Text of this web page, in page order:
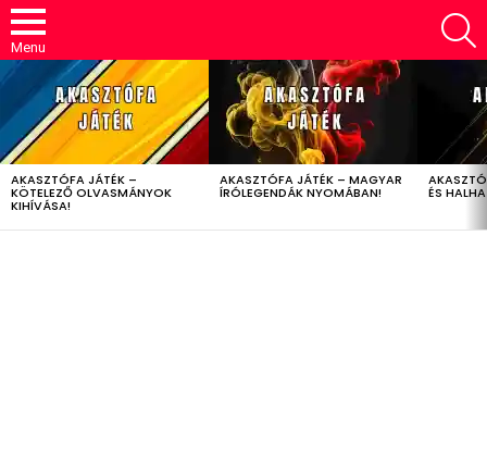
Menu
LATEST
STORIES
AKASZTÓFA JÁTÉK –
KÖTELEZŐ OLVASMÁNYOK
KIHÍVÁSA!
AKASZTÓFA JÁTÉK – MAGYAR
ÍRÓLEGENDÁK NYOMÁBAN! ÉS